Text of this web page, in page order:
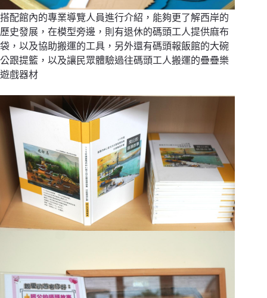
搭配館內的專業導覽人員進行介紹，能夠更了解西岸的
歷史發展，在模型旁邊，則有退休的碼頭工人提供麻布
袋，以及協助搬運的工具，另外還有碼頭報飯館的大碗
公跟提籃，以及讓民眾體驗過往碼頭工人搬運的疊疊樂
遊戲器材